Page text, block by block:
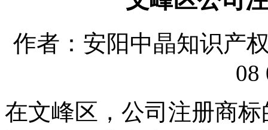
作者：安阳中晶知识产
08
在文峰区，公司注册商